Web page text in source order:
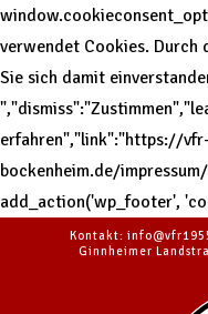
verwendet Cookies. Durch
Sie sich damit
erfahren","link":"https://vfr-
bockenheim.de/
add_action('wp_footer',
Kontakt:
Ginnheimer